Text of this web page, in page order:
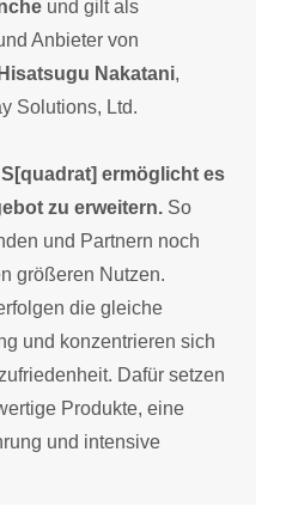
und gilt als
Anbieter von
Hisatsugu Nakatani,
Solutions, Ltd.
ermöglicht es
zu erweitern. So
und Partnern noch
größeren Nutzen.
die gleiche
und konzentrieren sich
Dafür setzen
Produkte, eine
und intensive